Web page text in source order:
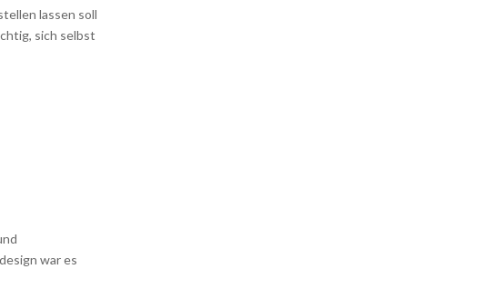
lassen soll
sich selbst
war es